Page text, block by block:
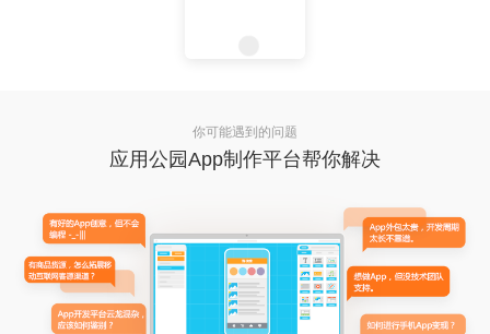
你可能遇到的问题
应用公园App制作平台帮你解决